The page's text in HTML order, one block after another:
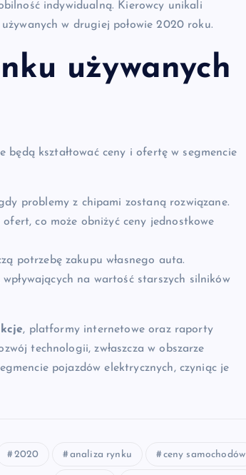
indywidualną. Kierowcy unikali
w drugiej połowie 2020 roku.
używanych
będą kształtować ceny i ofertę w segmencie
problemy z chipami zostaną rozwiązane.
co może obniżyć ceny jednostkowe
potrzebę zakupu własnego auta.
na wartość starszych silników
, platformy internetowe oraz raporty
technologii, zwłaszcza w obszarze
pojazdów elektrycznych, czyniąc je
2020 analiza rynku ceny samochodów